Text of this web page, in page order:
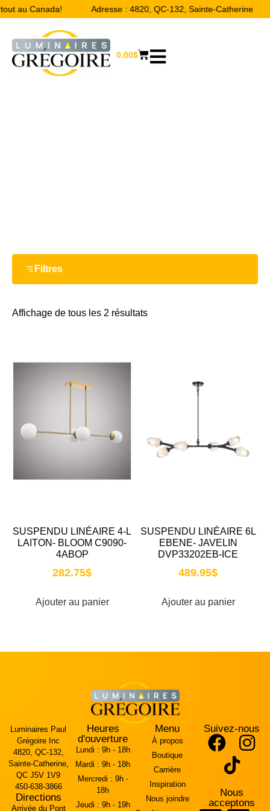
au Canada! Adresse : 4820, QC-132, Sainte-Catherine
0.00$
Filtres
Affichage de tous les 2 résultats
SUSPENDU LINÉAIRE 4-L
LAITON- BLOOM C9090-
4ABOP
282.75$
Ajouter au panier
SUSPENDU LINÉAIRE 6L
EBENE- JAVELIN
DVP33202EB-ICE
489.95$
Ajouter au panier
Luminaires Paul
Grégoire Inc
4820, QC-132,
Sainte-Catherine,
QC J5V 1V9
450-638-3866
Directions
Arrivée du Pont
Heures
d'ouverture
Lundi : 9h - 18h
Mardi : 9h - 18h
Mercredi : 9h -
18h
Jeudi : 9h - 19h
Menu
À propos
Boutique
Carrière
Inspiration
Nous joindre
Suivez-nous
Nous
acceptons